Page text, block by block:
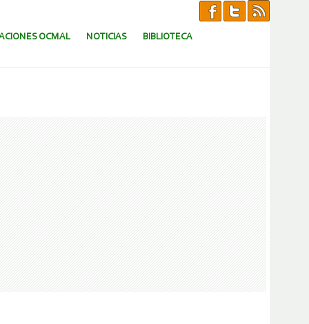
OCMAL NOTICIAS BIBLIOTECA